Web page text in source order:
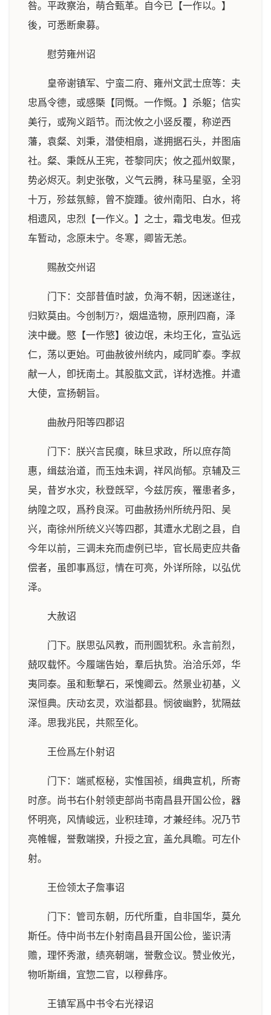
咎。平政察治，萌合甄革。自今已【一作以。】
後，可悉断衆募。
慰劳雍州诏
皇帝谢镇军、宁蛮二府、雍州文武士庶等：夫
忠爲令德，或感槩【同慨。一作慨。】杀躯；信实
美行，或殉义蹈节。而沈攸之小竖反覆，称逆西
藩，袁粲、刘秉，潜使相扇，遂拥据石头，并图庙
社。粲、秉旣从王宪，苍黎同庆；攸之孤州蚁聚，
势必烬灭。刺史张敬，义气云腾，秣马星驱，全羽
十万，殄兹氛鲸，曾不旋踵。彼州南阳、白水，将
相遗风，忠烈【一作义。】之士，霜戈电发。但戎
车暂动，念原未宁。冬寒，卿皆无恙。
赐赦交州诏
门下：交部昔值时詖，负海不朝，因迷遂往，
归欵莫由。今创制万?，烟煴造物，原刑四裔，泽
浃中畿。愍【一作慜】彼边氓，未均王化，宣弘远
仁，荡以更始。可曲赦彼州统内，咸同旷泰。李叔
献一人，卽抚南土。其股肱文武，详材选推。并遣
大使，宣扬朝旨。
曲赦丹阳等四郡诏
门下：朕兴言民瘼，昧旦求政，所以庶存简
惠，缉兹治道，而玉烛未调，祥风尚郁。京辅及三
吴，昔岁水灾，秋登旣罕，今兹厉疾，罹患者多，
纳隍之叹，爲矜良深。可曲赦扬州所统丹阳、吴
兴，南徐州所统义兴等四郡，其遭水尤剧之县，自
今年以前，三调未充而虚例已毕，官长局吏应共备
偿者，虽卽事爲愆，情在可亮，外详所除，以弘优
泽。
大赦诏
门下。朕思弘风教，而刑圄犹积。永言前烈，
兢叹载怀。今履端告始，羣后执贽。治洽乐郊，华
夷同泰。虽和慙撃石，采愧卿云。然景业初基，义
深恒典。庆动玄灵，欢溢都县。悯彼幽黔，犹隔兹
泽。思我兆民，共熙至化。
王俭爲左仆射诏
门下：端贰枢秘，实惟国祯，缉典宣机，所寄
时彦。尚书右仆射领吏部尚书南昌县开国公俭，器
怀明亮，风情峻远，业积珪璋，才兼经纬。况乃节
亮帷幄，誉敷端揆，升授之宜，盖允具瞻。可左仆
射。
王俭领太子詹事诏
门下：管司东朝，历代所重，自非国华，莫允
斯任。侍中尚书左仆射南昌县开国公俭，鉴识淸
赡，理怀秀澈，绩亮朝端，誉敷佥议。赞业攸光，
物听斯缉，宜惣二官，以穆彝序。
王镇军爲中书令右光禄诏